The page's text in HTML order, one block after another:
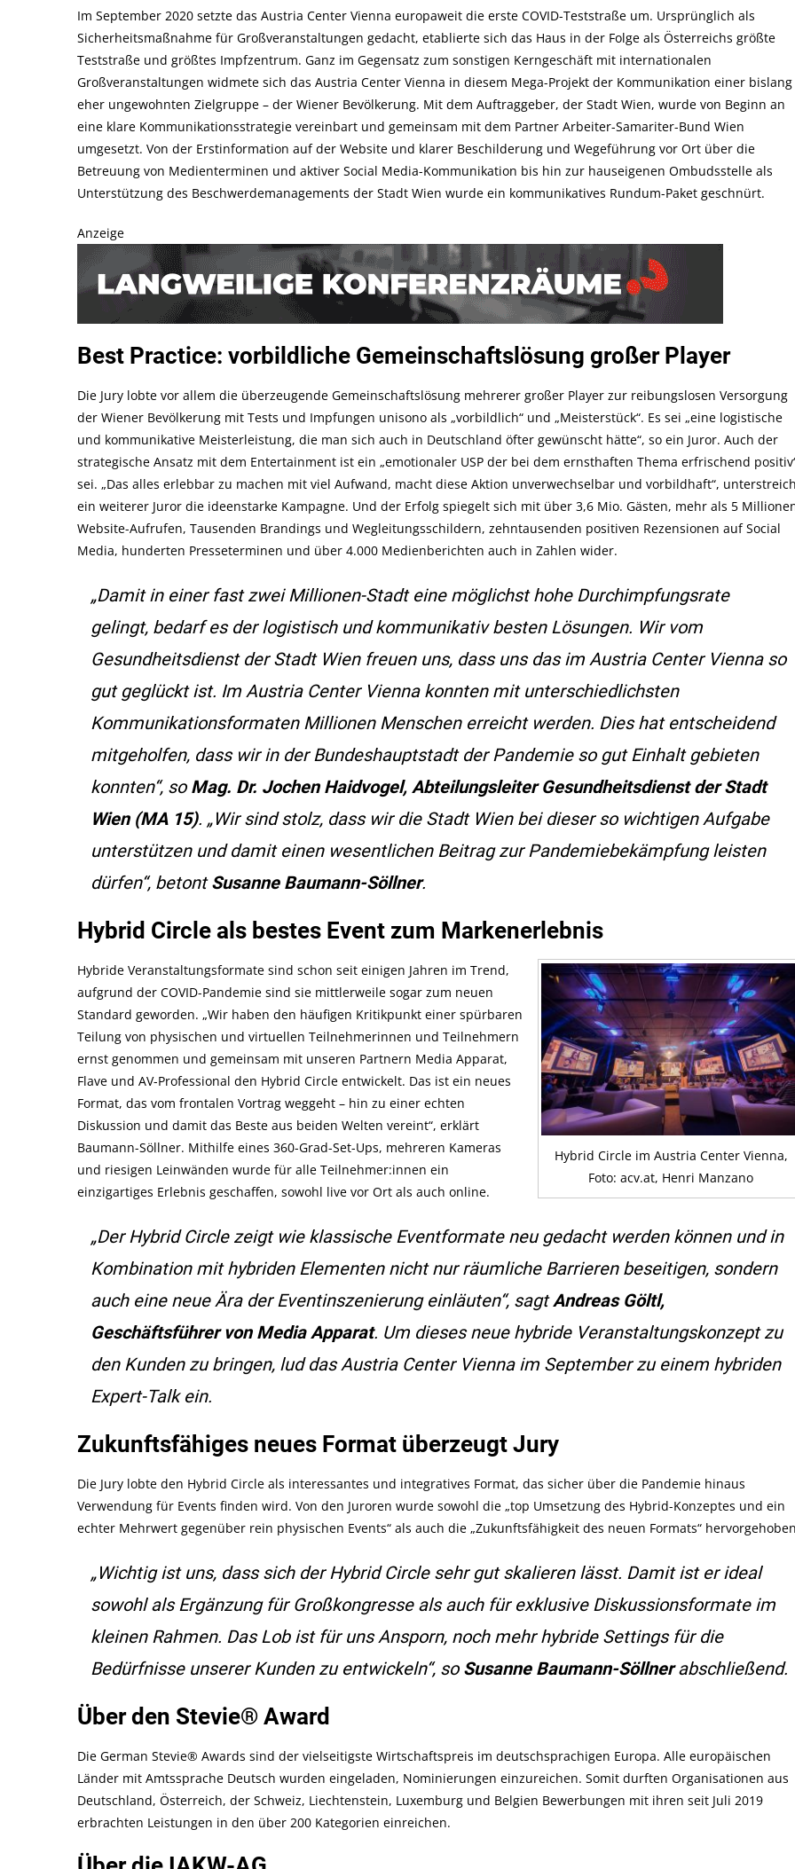
Im September 2020 setzte das Austria Center Vienna europaweit die erste COVID-Teststraße um. Ursprünglich als
Sicherheitsmaßnahme für Großveranstaltungen gedacht, etablierte sich das Haus in der Folge als Österreichs größte
Teststraße und größtes Impfzentrum. Ganz im Gegensatz zum sonstigen Kerngeschäft mit internationalen
Großveranstaltungen widmete sich das Austria Center Vienna in diesem Mega-Projekt der Kommunikation einer bislang
eher ungewohnten Zielgruppe – der Wiener Bevölkerung. Mit dem Auftraggeber, der Stadt Wien, wurde von Beginn an
eine klare Kommunikationsstrategie vereinbart und gemeinsam mit dem Partner Arbeiter-Samariter-Bund Wien
umgesetzt. Von der Erstinformation auf der Website und klarer Beschilderung und Wegeführung vor Ort über die
Betreuung von Medienterminen und aktiver Social Media-Kommunikation bis hin zur hauseigenen Ombudsstelle als
Unterstützung des Beschwerdemanagements der Stadt Wien wurde ein kommunikatives Rundum-Paket geschnürt.
Anzeige
Best Practice: vorbildliche Gemeinschaftslösung großer Player
Die Jury lobte vor allem die überzeugende Gemeinschaftslösung mehrerer großer Player zur reibungslosen Versorgung
der Wiener Bevölkerung mit Tests und Impfungen unisono als „vorbildlich“ und „Meisterstück“. Es sei „eine logistische
und kommunikative Meisterleistung, die man sich auch in Deutschland öfter gewünscht hätte“, so ein Juror. Auch der
strategische Ansatz mit dem Entertainment ist ein „emotionaler USP der bei dem ernsthaften Thema erfrischend
sei. „Das alles erlebbar zu machen mit viel Aufwand, macht diese Aktion unverwechselbar und vorbildhaft“,
ein weiterer Juror die ideenstarke Kampagne. Und der Erfolg spiegelt sich mit über 3,6 Mio. Gästen, mehr als 5
Website-Aufrufen, Tausenden Brandings und Wegleitungsschildern, zehntausenden positiven Rezensionen auf Social
Media, hunderten Presseterminen und über 4.000 Medienberichten auch in Zahlen wider.
„Damit in einer fast zwei Millionen-Stadt eine möglichst hohe Durchimpfungsrate
gelingt, bedarf es der logistisch und kommunikativ besten Lösungen. Wir vom
Gesundheitsdienst der Stadt Wien freuen uns, dass uns das im Austria Center Vienna so
gut geglückt ist. Im Austria Center Vienna konnten mit unterschiedlichsten
Kommunikationsformaten Millionen Menschen erreicht werden. Dies hat entscheidend
mitgeholfen, dass wir in der Bundeshauptstadt der Pandemie so gut Einhalt gebieten
konnten“, so Mag. Dr. Jochen Haidvogel, Abteilungsleiter Gesundheitsdienst der Stadt
Wien (MA 15). „Wir sind stolz, dass wir die Stadt Wien bei dieser so wichtigen Aufgabe
unterstützen und damit einen wesentlichen Beitrag zur Pandemiebekämpfung leisten
dürfen“, betontSusanne Baumann-Söllner.
Hybrid Circle als bestes Event zum Markenerlebnis
Hybrid Circle im Austria Center Vienna,
Foto: acv.at, Henri Manzano
Hybride Veranstaltungsformate sind schon seit einigen Jahren im Trend,
aufgrund der COVID-Pandemie sind sie mittlerweile sogar zum neuen
Standard geworden. „Wir haben den häufigen Kritikpunkt einer spürbaren
Teilung von physischen und virtuellen Teilnehmerinnen und Teilnehmern
ernst genommen und gemeinsam mit unseren Partnern Media Apparat,
Flave und AV-Professional den Hybrid Circle entwickelt. Das ist ein neues
Format, das vom frontalen Vortrag weggeht – hin zu einer echten
Diskussion und damit das Beste aus beiden Welten vereint“, erklärt
Baumann-Söllner. Mithilfe eines 360-Grad-Set-Ups, mehreren Kameras
und riesigen Leinwänden wurde für alle Teilnehmer:innen ein
einzigartiges Erlebnis geschaffen, sowohl live vor Ort als auch online.
„Der Hybrid Circle zeigt wie klassische Eventformate neu gedacht werden können und in
Kombination mit hybriden Elementen nicht nur räumliche Barrieren beseitigen, sondern
auch eine neue Ära der Eventinszenierung einläuten“, sagtAndreas Göltl,
Geschäftsführer von Media Apparat. Um dieses neue hybride Veranstaltungskonzept zu
den Kunden zu bringen, lud das Austria Center Vienna im September zu einem hybriden
Expert-Talk ein.
Zukunftsfähiges neues Format überzeugt Jury
Die Jury lobte den Hybrid Circle als interessantes und integratives Format, das sicher über die Pandemie hinaus
Verwendung für Events finden wird. Von den Juroren wurde sowohl die „top Umsetzung des Hybrid-Konzeptes und ein
echter Mehrwert gegenüber rein physischen Events“ als auch die „Zukunftsfähigkeit des neuen Formats“
„Wichtig ist uns, dass sich der Hybrid Circle sehr gut skalieren lässt. Damit ist er ideal
sowohl als Ergänzung für Großkongresse als auch für exklusive Diskussionsformate im
kleinen Rahmen. Das Lob ist für uns Ansporn, noch mehr hybride Settings für die
Bedürfnisse unserer Kunden zu entwickeln“, so Susanne Baumann-Söllnerabschließend.
Über den Stevie® Award
Die German Stevie® Awards sind der vielseitigste Wirtschaftspreis im deutschsprachigen Europa. Alle europäischen
Länder mit Amtssprache Deutsch wurden eingeladen, Nominierungen einzureichen. Somit durften Organisationen aus
Deutschland, Österreich, der Schweiz, Liechtenstein, Luxemburg und Belgien Bewerbungen mit ihren seit Juli 2019
erbrachten Leistungen in den über 200 Kategorien einreichen.